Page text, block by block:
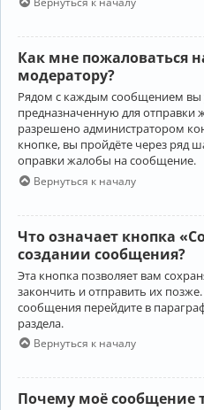
Как мне пожаловаться
модератору?
Рядом с каждым сообщением вы
предназначенную для отправки
разрешено администратором
кнопке, вы пройдёте через ряд
оправки жалобы на сообщение.
Вернуться к началу
Что означает кнопка
создании сообщения?
Эта кнопка позволяет вам
закончить и отправить их
сообщения перейдите в
раздела.
Вернуться к началу
Почему моё сообщение